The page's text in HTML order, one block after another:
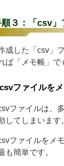
３：「csv」
した「csv」フ
ば「メモ帳」で
csvファイルを
ファイルは、多
してしまいます
ファイルをメモ
も簡単です。